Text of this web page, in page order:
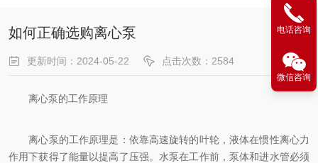
如何正确选购离心泵
更新时间：2024-05-22 点击次数：2584
离心泵的工作原理
离心泵的工作原理是：依靠高速旋转的叶轮，液体在惯性离心力
作用下获得了能量以提高了压强。水泵在工作前，泵体和进水管必须
电话咨询
微信咨询